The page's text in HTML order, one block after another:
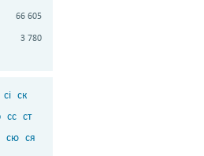
66 605
3 780
сі ск
сс ст
сю ся